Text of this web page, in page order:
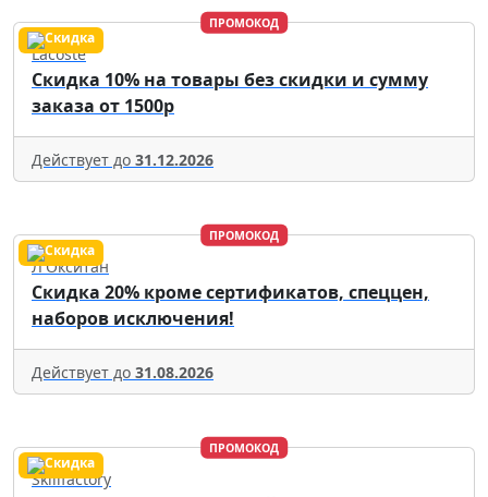
ПРОМОКОД
Lacoste
Скидка 10% на товары без скидки и сумму
заказа от 1500р
Действует до 31.12.2026
ПРОМОКОД
Л'Окситан
Скидка 20% кроме сертификатов, спеццен,
наборов исключения!
Действует до 31.08.2026
ПРОМОКОД
Skillfactory